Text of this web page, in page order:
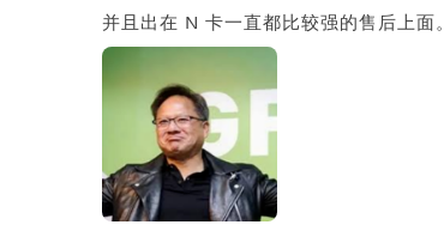
并且出在 N 卡一直都比较强的售后上面。